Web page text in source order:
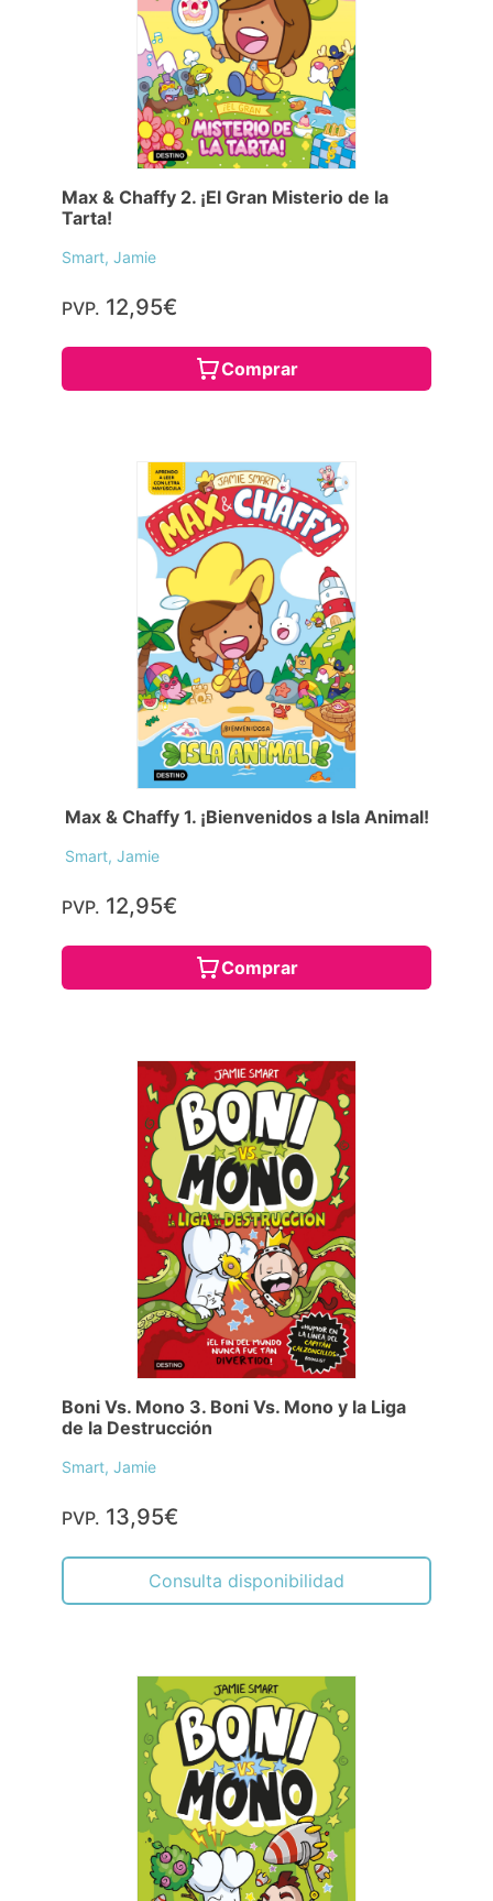
Max & Chaffy 2. ¡El Gran Misterio de la
Tarta!
Smart, Jamie
PVP. 12,95€
Comprar
Max & Chaffy 1. ¡Bienvenidos a Isla Animal!
Smart, Jamie
PVP. 12,95€
Comprar
Boni Vs. Mono 3. Boni Vs. Mono y la Liga
de la Destrucción
Smart, Jamie
PVP. 13,95€
Consulta disponibilidad